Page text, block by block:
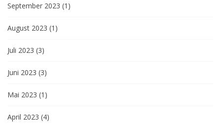
September 2023 (1)
August 2023 (1)
Juli 2023 (3)
Juni 2023 (3)
Mai 2023 (1)
April 2023 (4)